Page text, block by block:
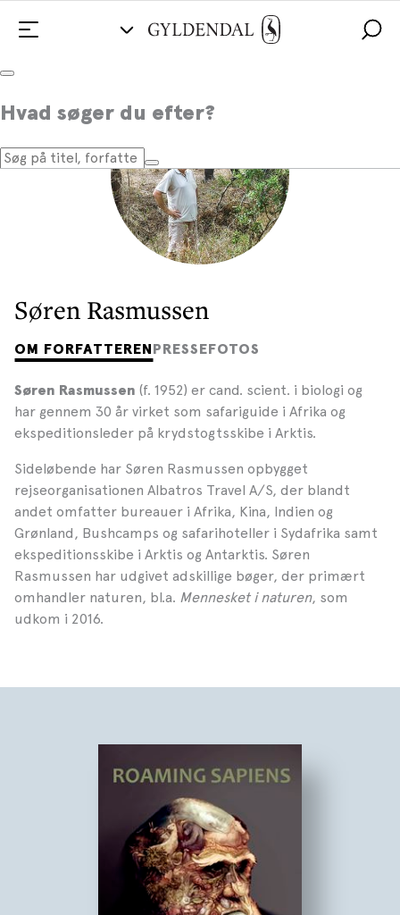
Hvad søger du efter?
Søren Rasmussen
OM FORFATTERENPRESSEFOTOS
Søren Rasmussen (f. 1952) er cand. scient. i biologi og
har gennem 30 år virket som safariguide i Afrika og
ekspeditionsleder på krydstogtsskibe i Arktis.
Sideløbende har Søren Rasmussen opbygget
rejseorganisationen Albatros Travel A/S, der blandt
andet omfatter bureauer i Afrika, Kina, Indien og
Grønland, Bushcamps og safarihoteller i Sydafrika samt
ekspeditionsskibe i Arktis og Antarktis. Søren
Rasmussen har udgivet adskillige bøger, der primært
omhandler naturen, bl.a. Mennesket i naturen, som
udkom i 2016.